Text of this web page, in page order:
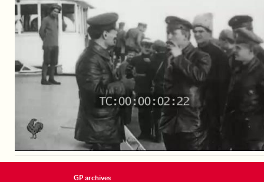
GP archives